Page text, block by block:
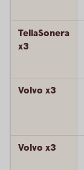
TeliaSonera
x3
Volvo x3
Volvo x3